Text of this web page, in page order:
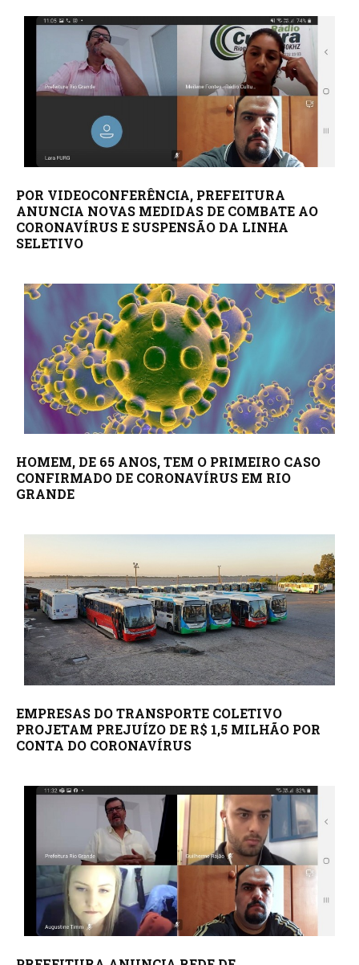
POR VIDEOCONFERÊNCIA, PREFEITURA
ANUNCIA NOVAS MEDIDAS DE COMBATE AO
CORONAVÍRUS E SUSPENSÃO DA LINHA
SELETIVO
HOMEM, DE 65 ANOS, TEM O PRIMEIRO CASO
CONFIRMADO DE CORONAVÍRUS EM RIO
GRANDE
EMPRESAS DO TRANSPORTE COLETIVO
PROJETAM PREJUÍZO DE R$ 1,5 MILHÃO POR
CONTA DO CORONAVÍRUS